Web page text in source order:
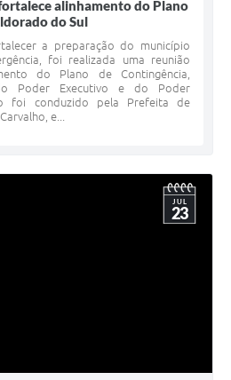
alinhamento do Plano
do Sul
a preparação do município
foi realizada uma reunião
do Plano de Contingência,
Poder Executivo e do Poder
foi conduzido pela Prefeita de
e...
JUL
23